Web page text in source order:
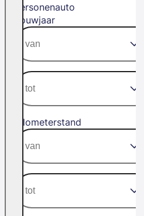
Personenauto
Bouwjaar
Kilometerstand